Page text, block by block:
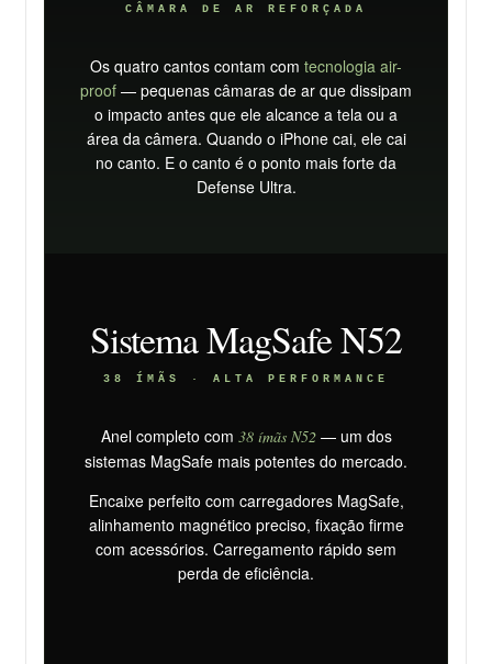
CÂMARA DE AR REFORÇADA
Os quatro cantos contam com tecnologia air-
proof — pequenas câmaras de ar que dissipam
o impacto antes que ele alcance a tela ou a
área da câmera. Quando o iPhone cai, ele cai
no canto. E o canto é o ponto mais forte da
Defense Ultra.
Sistema MagSafe N52
38 ÍMÃS · ALTA PERFORMANCE
Anel completo com 38 ímãs N52— um dos
sistemas MagSafe mais potentes do mercado.
Encaixe perfeito com carregadores MagSafe,
alinhamento magnético preciso, fixação firme
com acessórios. Carregamento rápido sem
perda de eficiência.